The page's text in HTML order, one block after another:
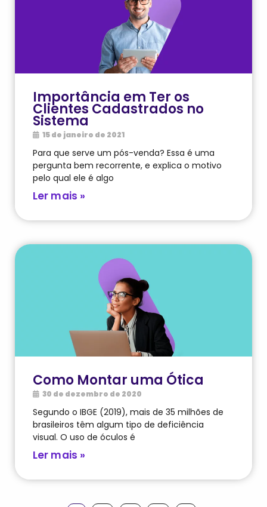
Importância em Ter os
Clientes Cadastrados no
Sistema
15 de janeiro de 2021
Para que serve um pós-venda? Essa é uma
pergunta bem recorrente, e explica o motivo
pelo qual ele é algo
Ler mais »
Como Montar uma Ótica
30 de dezembro de 2020
Segundo o IBGE (2019), mais de 35 milhões de
brasileiros têm algum tipo de deficiência
visual. O uso de óculos é
Ler mais »